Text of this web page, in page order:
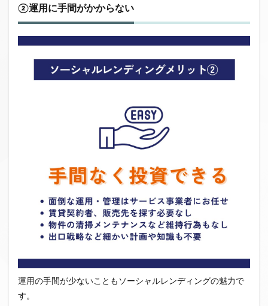
②運用に手間がかからない
運用の手間が少ないこともソーシャルレンディングの魅力で
す。